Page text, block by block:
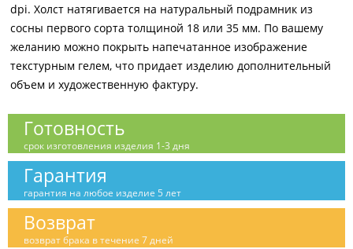
dpi. Холст натягивается на натуральный подрамник из
сосны первого сорта толщиной 18 или 35 мм. По вашему
желанию можно покрыть напечатанное изображение
текстурным гелем, что придает изделию дополнительный
объем и художественную фактуру.
Готовность
срок изготовления изделия 1-3 дня
Гарантия
гарантия на любое изделие 5 лет
Возврат
возврат брака в течение 7 дней